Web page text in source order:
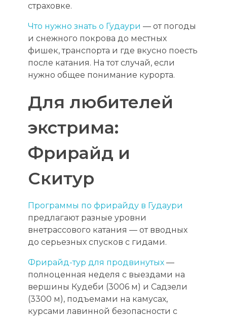
страховке.
Что нужно знать о Гудаури — от погоды
и снежного покрова до местных
фишек, транспорта и где вкусно поесть
после катания. На тот случай, если
нужно общее понимание курорта.
Для любителей
экстрима:
Фрирайд и
Скитур
Программы по фрирайду в Гудаури
предлагают разные уровни
внетрассового катания — от вводных
до серьезных спусков с гидами.
Фрирайд-тур для продвинутых —
полноценная неделя с выездами на
вершины Кудеби (3006 м) и Садзели
(3300 м), подъемами на камусах,
курсами лавинной безопасности с